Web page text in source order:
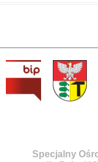
Specjalny